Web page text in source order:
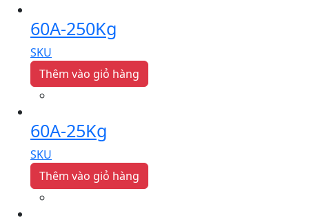
60A-250Kg
SKU
Thêm vào giỏ hàng
60A-25Kg
SKU
Thêm vào giỏ hàng